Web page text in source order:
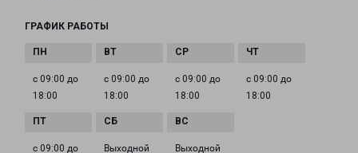
ГРАФИК РАБОТЫ
с 09:00 до
18:00
с 09:00 до
18:00
с 09:00 до
18:00
с 09:00 до
18:00
с 09:00 до Выходной Выходной